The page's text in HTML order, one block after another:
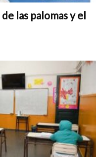
las palomas y el